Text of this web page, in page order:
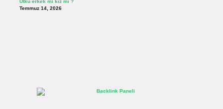
Temmuz 14, 2026